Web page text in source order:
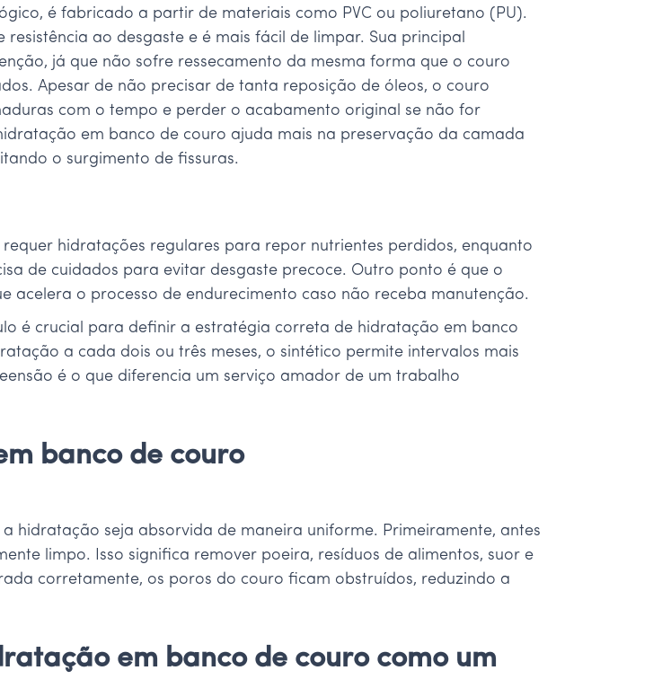
é fabricado a partir de materiais como PVC ou poliuretano (PU).
ao desgaste e é mais fácil de limpar. Sua principal
já que não sofre ressecamento da mesma forma que o couro
Apesar de não precisar de tanta reposição de óleos, o couro
com o tempo e perder o acabamento original se não for
em banco de couro ajuda mais na preservação da camada
o surgimento de fissuras.
hidratações regulares para repor nutrientes perdidos, enquanto
de cuidados para evitar desgaste precoce. Outro ponto é que o
acelera o processo de endurecimento caso não receba manutenção.
é crucial para definir a estratégia correta de hidratação em banco
a cada dois ou três meses, o sintético permite intervalos mais
é o que diferencia um serviço amador de um trabalho
banco de couro
hidratação seja absorvida de maneira uniforme. Primeiramente, antes
limpo. Isso significa remover poeira, resíduos de alimentos, suor e
corretamente, os poros do couro ficam obstruídos, reduzindo a
em banco de couro como um